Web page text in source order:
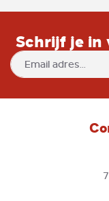
Schrijf je in
Abonneer
u
onze